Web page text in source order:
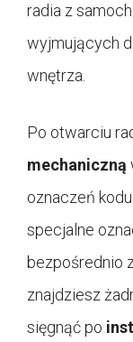
radia z
wyjmujących
wnętrza.
Po otwarciu
mechaniczną
oznaczeń
specjalne
bezpośrednio
znajdziesz
sięgnąć po